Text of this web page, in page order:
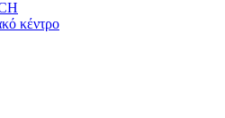
κέντρο